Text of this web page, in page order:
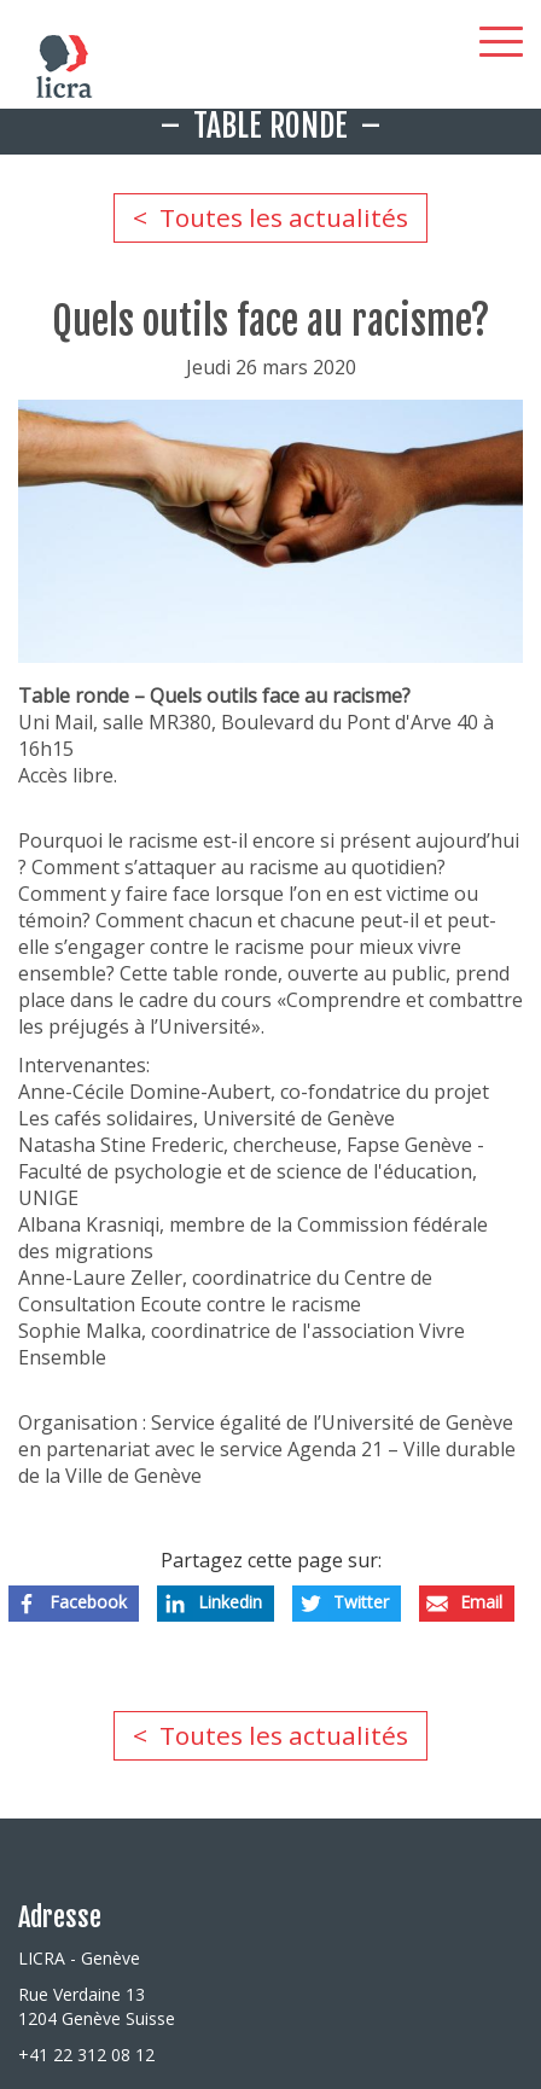
Aller
contenu
TABLE RONDE
Toutes les actualités
Quels outils face au racisme?
Jeudi 26 mars 2020
Table ronde – Quels outils face au racisme?
Uni Mail, salle MR380, Boulevard du Pont d'Arve 40 à
16h15
Accès libre.
Pourquoi le racisme est-il encore si présent aujourd’hui
? Comment s’attaquer au racisme au quotidien?
Comment y faire face lorsque l’on en est victime ou
témoin? Comment chacun et chacune peut-il et peut-
elle s’engager contre le racisme pour mieux vivre
ensemble? Cette table ronde, ouverte au public, prend
place dans le cadre du cours «Comprendre et combattre
les préjugés à l’Université».
Intervenantes:
Anne-Cécile Domine-Aubert, co-fondatrice du projet
Les cafés solidaires, Université de Genève
Natasha Stine Frederic, chercheuse, Fapse Genève -
Faculté de psychologie et de science de l'éducation,
UNIGE
Albana Krasniqi, membre de la Commission fédérale
des migrations
Anne-Laure Zeller, coordinatrice du Centre de
Consultation Ecoute contre le racisme
Sophie Malka, coordinatrice de l'association Vivre
Ensemble
Organisation : Service égalité de l’Université de Genève
en partenariat avec le service Agenda 21 – Ville durable
de la Ville de Genève
Partagez cette page sur:
Facebook Linkedin Twitter Email
Toutes les actualités
Adresse
LICRA - Genève
Rue Verdaine 13
1204 Genève Suisse
+41 22 312 08 12